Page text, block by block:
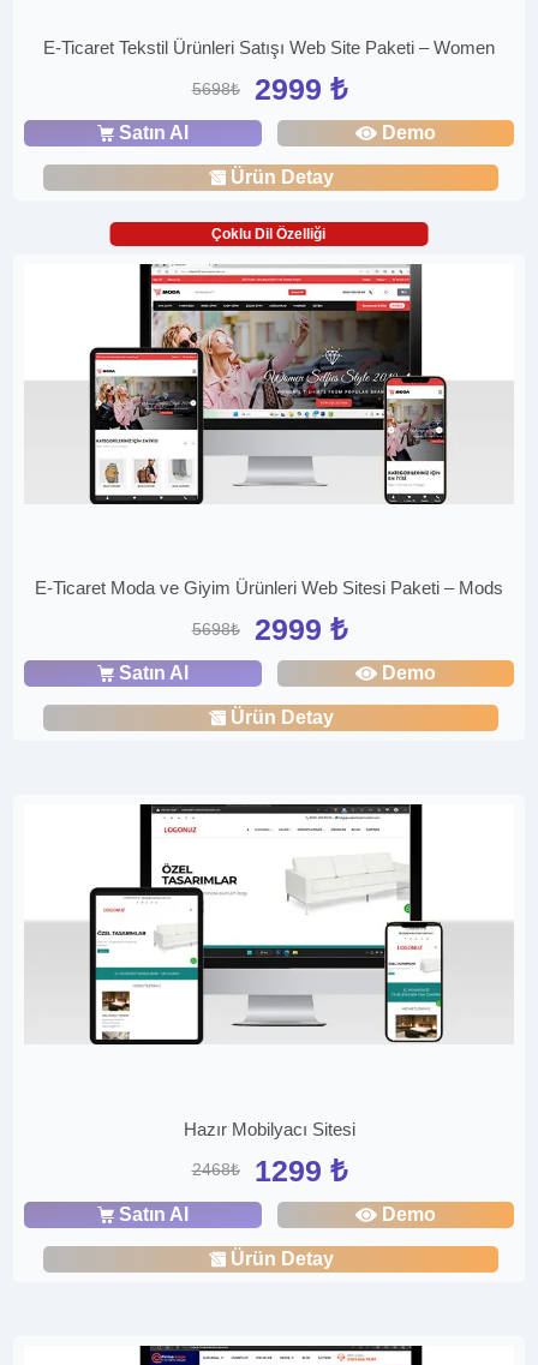
E-Ticaret Tekstil Ürünleri Satışı Web Site Paketi – Women
5698₺ 2999 ₺
Satın Al Demo
Ürün Detay
Çoklu Dil Özelliği
E-Ticaret Moda ve Giyim Ürünleri Web Sitesi Paketi – Mods
5698₺ 2999 ₺
Satın Al Demo
Ürün Detay
Hazır Mobilyacı Sitesi
2468₺ 1299 ₺
Satın Al Demo
Ürün Detay